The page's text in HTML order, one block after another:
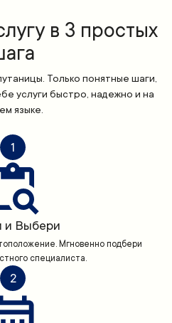
в 3 простых
Только понятные шаги,
услуги быстро, надежно и на
языке.
1
и Выбери
Мгновенно подбери
специалиста.
2